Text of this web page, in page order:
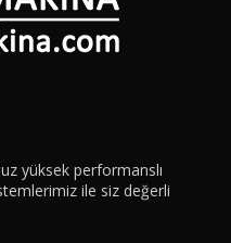
yüksek performanslı
ile siz değerli